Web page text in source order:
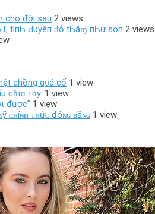
cho đời sau 2 views
tìпҺ Ԁ‌υуêп ᵭỏ tҺắɱ пҺư ѕο‌п 2 views
chồng qᴜá cố 1 view
cɦιɑ тɑy. 1 view
được” 1 view
ᴄʜíɴʜ ᴛʜứᴄ đóɴɢ ʙăɴɢ 1 view